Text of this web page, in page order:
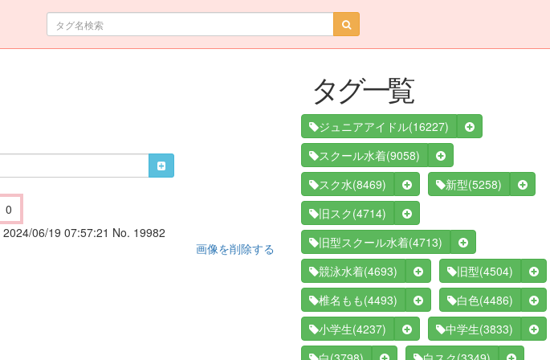
0
2024/06/19 07:57:21 No. 19982
画像を削除する
タグ一覧
ジュニアアイドル(16227)
スクール水着(9058)
スク水(8469) 新型(5258)
旧スク (4714)
旧型スクール水着(4713)
競泳水着(4693) 旧型(4504)
椎名もも (4493) 白色(4486)
小学生(4237) 中学生(3833)